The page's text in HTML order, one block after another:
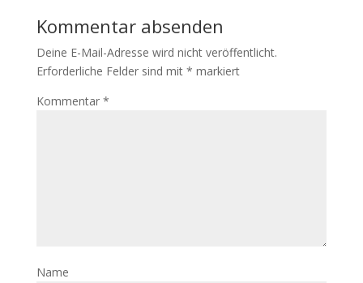
Kommentar absenden
Deine E-Mail-Adresse wird nicht veröffentlicht.
Erforderliche Felder sind mit * markiert
Kommentar *
Name